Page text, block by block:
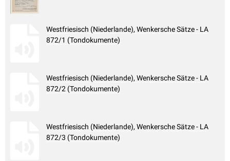
Westfriesisch (Niederlande), Wenkersche Sätze - LA
872/1 (Tondokumente)
Westfriesisch (Niederlande), Wenkersche Sätze - LA
872/2 (Tondokumente)
Westfriesisch (Niederlande), Wenkersche Sätze - LA
872/3 (Tondokumente)